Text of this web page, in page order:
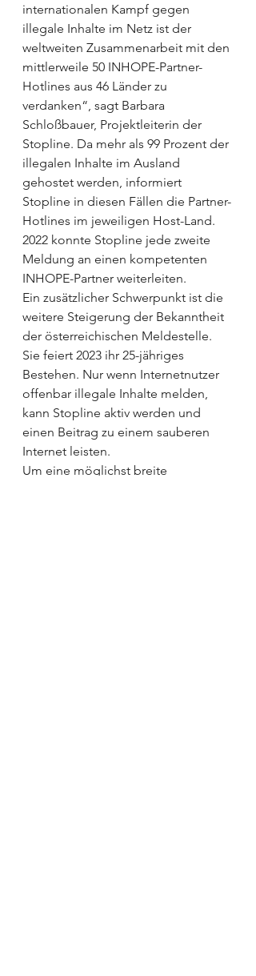
internationalen Kampf gegen
illegale Inhalte im Netz ist der
weltweiten Zusammenarbeit mit den
mittlerweile 50 INHOPE-Partner-
Hotlines aus 46 Länder zu
verdanken“, sagt Barbara
Schloßbauer, Projektleiterin der
Stopline. Da mehr als 99 Prozent der
illegalen Inhalte im Ausland
gehostet werden, informiert
Stopline in diesen Fällen die Partner-
Hotlines im jeweiligen Host-Land.
2022 konnte Stopline jede zweite
Meldung an einen kompetenten
INHOPE-Partner weiterleiten.
Ein zusätzlicher Schwerpunkt ist die
weitere Steigerung der Bekanntheit
der österreichischen Meldestelle.
Sie feiert 2023 ihr 25-jähriges
Bestehen. Nur wenn Internetnutzer
offenbar illegale Inhalte melden,
kann Stopline aktiv werden und
einen Beitrag zu einem sauberen
Internet leisten.
Um eine möglichst breite